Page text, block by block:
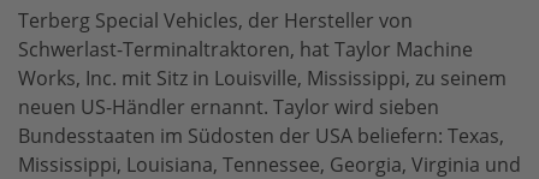
Terberg Special Vehicles, der Hersteller von
Schwerlast-Terminaltraktoren, hat Taylor Machine
Works, Inc. mit Sitz in Louisville, Mississippi, zu seinem
neuen US-Händler ernannt. Taylor wird sieben
Bundesstaaten im Südosten der USA beliefern: Texas,
Mississippi, Louisiana, Tennessee, Georgia, Virginia und